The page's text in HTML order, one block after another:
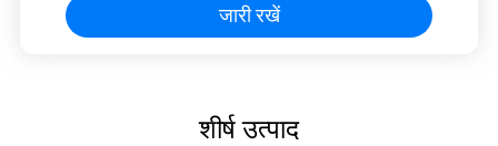
जारी रखें
शीर्ष उत्पाद